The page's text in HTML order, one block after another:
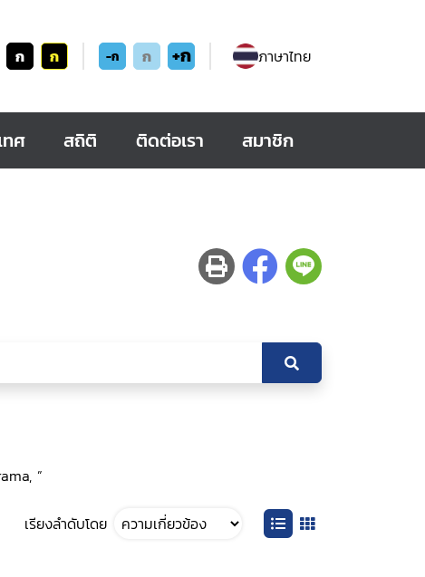
ก ก -ก ก +ก ภาษาไทย
ทศ สถิติ ติดต่อเรา สมาชิก
”
เรียงลำดับโดย